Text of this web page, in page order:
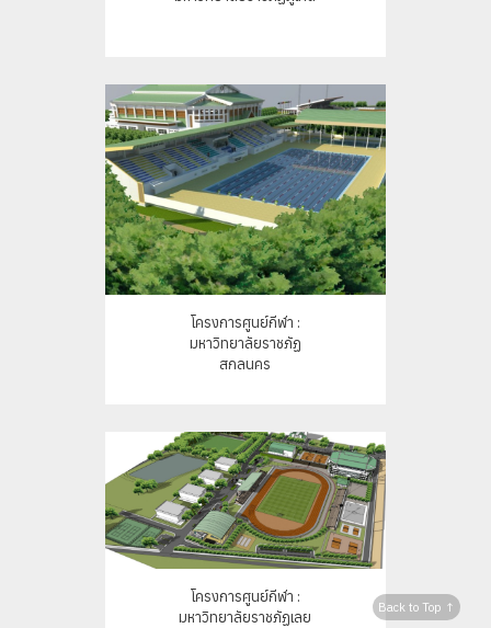
โครงการศูนย์กีฬา :
มหาวิทยาลัยราชภัฏ
สกลนคร
โครงการศูนย์กีฬา :
มหาวิทยาลัยราชภัฏเลย
Back to Top ↑